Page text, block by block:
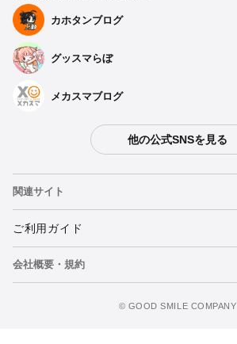
カホタンブログ
グッスマらぼ
メカスマブログ
他の公式SNSを見る
関連サイト
ねんどろいど
ねんどろいどフェイスメーカー
ご利用ガイド
重要なお知らせ
会社概要・規約
©️ GOOD SMILE COMPANY